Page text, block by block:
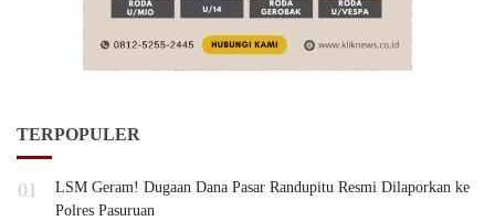
TERPOPULER
01
LSM Geram! Dugaan Dana Pasar Randupitu Resmi Dilaporkan ke
Polres Pasuruan